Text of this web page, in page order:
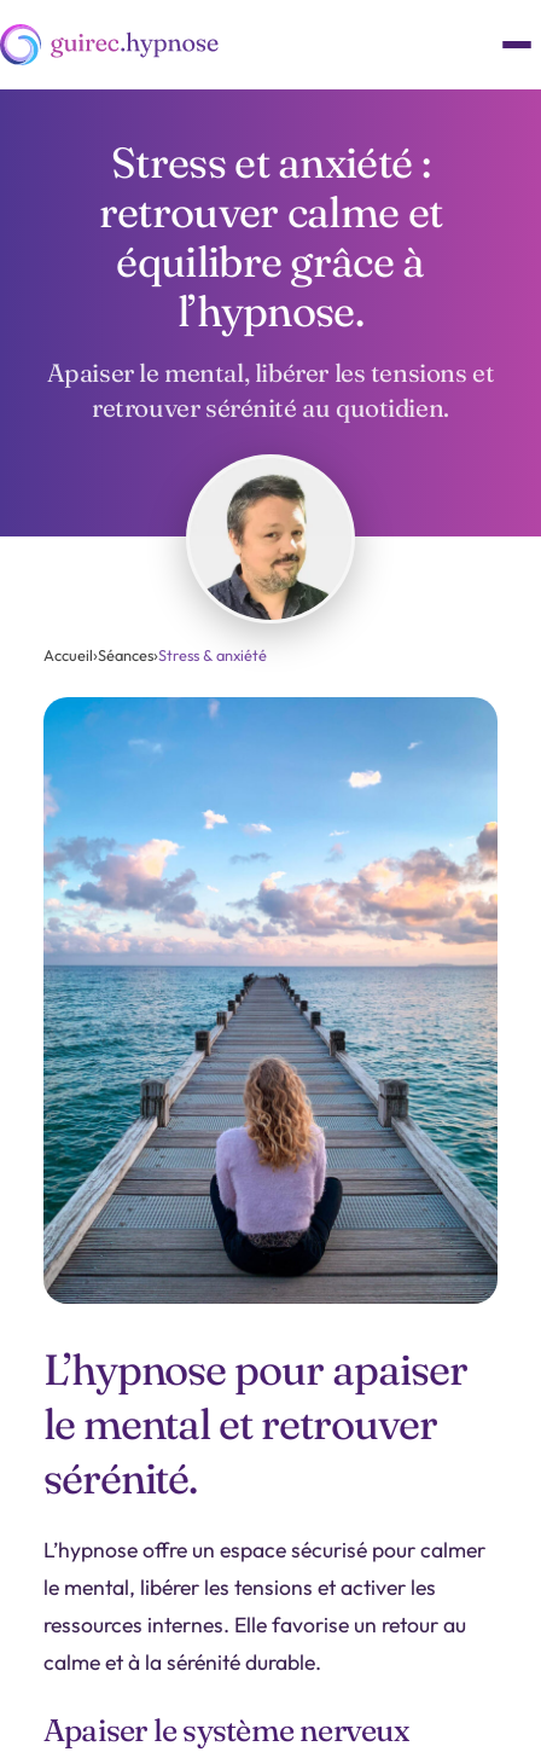
Stress et anxiété :
retrouver calme et
équilibre grâce à
l’hypnose.
Apaiser le mental, libérer les tensions et
retrouver sérénité au quotidien.
Accueil›Séances›Stress & anxiété
L’hypnose pour apaiser
le mental et retrouver
sérénité.
L’hypnose offre un espace sécurisé pour calmer
le mental, libérer les tensions et activer les
ressources internes. Elle favorise un retour au
calme et à la sérénité durable.
Apaiser le système nerveux